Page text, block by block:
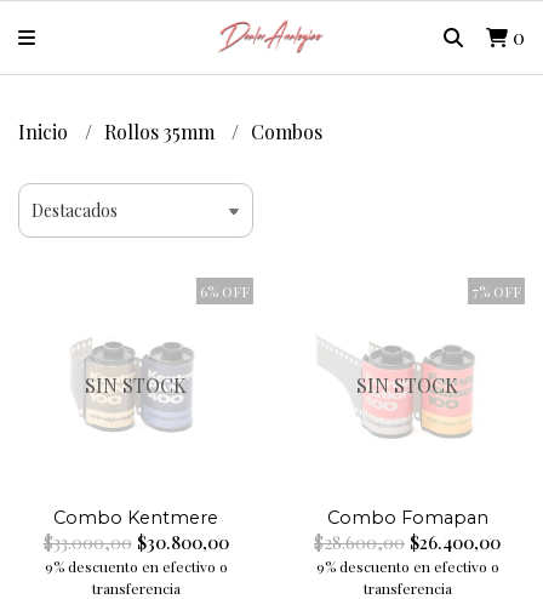
0
Inicio Rollos 35mm Combos
6% OFF
SIN STOCK
Combo Kentmere
$33.000,00$30.800,00
9% descuento en efectivo o
transferencia
7% OFF
SIN STOCK
Combo Fomapan
$28.600,00 $26.400,00
9% descuento en efectivo o
transferencia